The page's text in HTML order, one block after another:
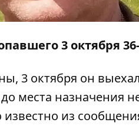
3 октября
3 октября он
места назначения
известно из